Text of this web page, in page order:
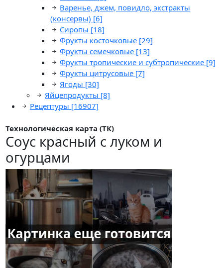
Варенье, джем, повидло, экстракты
(консервы) [6]
Сиропы [18]
Фрукты косточковые [29]
Фрукты семечковые [13]
Фрукты тропические и субтропические [9]
Фрукты цитрусовые [7]
Ягоды [30]
Яйцепродукты [8]
Рецептуры [16907]
Технологическая карта (ТК)
Соус красный с луком и
огурцами